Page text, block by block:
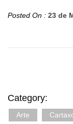
Posted On : 23 de
Category:
Arte